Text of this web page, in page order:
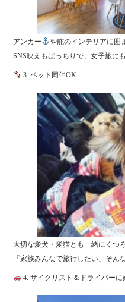
アンカー や舵のインテリアに囲
SNS映えもばっちりで、女子旅に
3. ペット同伴OK
大切な愛犬・愛猫とも一緒にくつ
「家族みんなで旅行したい」そん
4. サイクリスト＆ドライバーに